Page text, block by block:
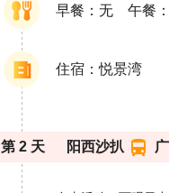
早餐：无 午餐
住宿：悦景湾
第 2 天 阳西沙扒